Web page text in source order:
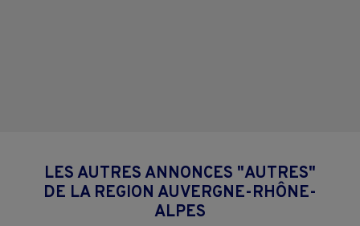
LES AUTRES ANNONCES "AUTRES"
DE LA REGION AUVERGNE-RHÔNE-
ALPES